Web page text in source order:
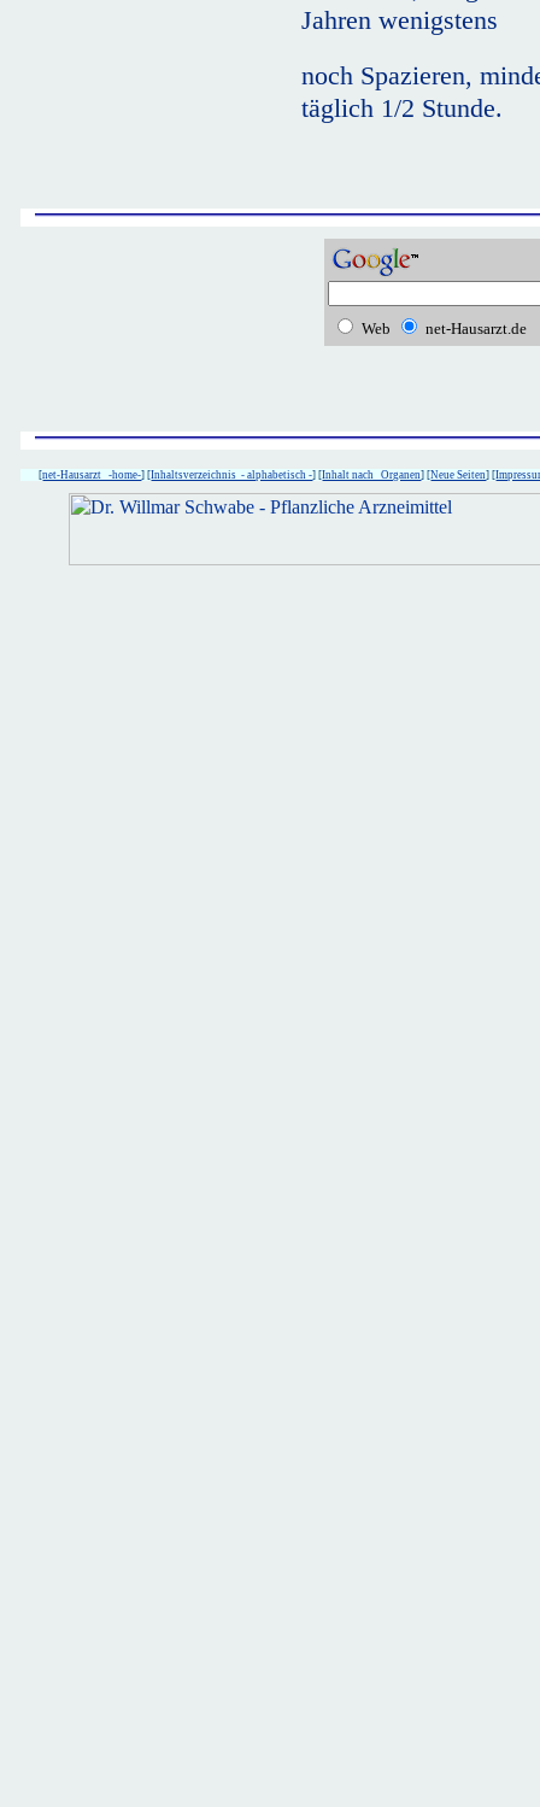
Jahren wenigstens
noch Spazieren,
täglich 1/2 Stunde.
Web net-Hausarzt.de
[net-Hausarzt -home-] [Inhaltsverzeichnis - alphabetisch -] [Inhalt nach Organen] [Neue Seiten] [